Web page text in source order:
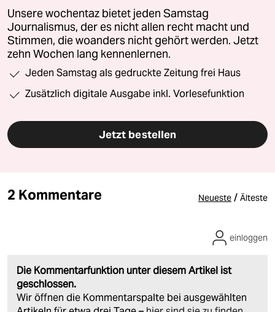
Unsere wochentaz bietet jeden Samstag
Journalismus, der es nicht allen recht macht und
Stimmen, die woanders nicht gehört werden. Jetzt
zehn Wochen lang kennenlernen.
Jeden Samstag als gedruckte Zeitung frei Haus
Zusätzlich digitale Ausgabe inkl. Vorlesefunktion
Jetzt bestellen
2 Kommentare Neueste / Älteste
Die Kommentarfunktion unter diesem Artikel ist
geschlossen.
Wir öffnen die Kommentarspalte bei ausgewählten
einloggen